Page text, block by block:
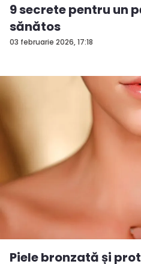
03 februarie 2026, 17:18
9 secrete pentru un
sănătos
Piele bronzată și